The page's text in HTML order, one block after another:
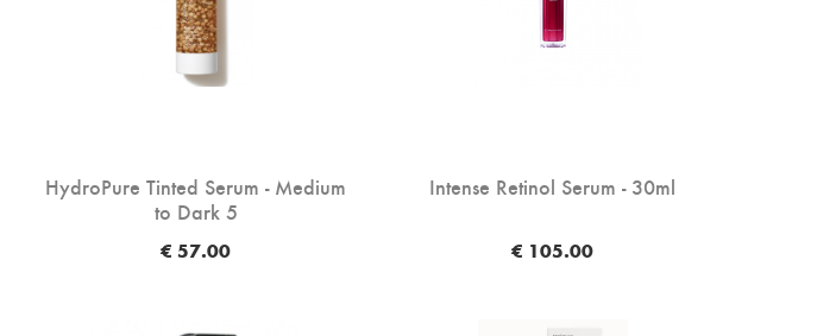
HydroPure Tinted Serum - Medium
to Dark 5
€ 57.00
Intense Retinol Serum - 30ml
€ 105.00